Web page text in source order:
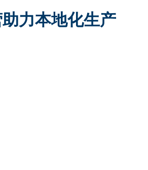
力本地化生产